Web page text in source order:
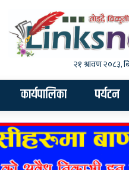
२१ श्रावण २०८३,
कार्यपालिका पर्यटन